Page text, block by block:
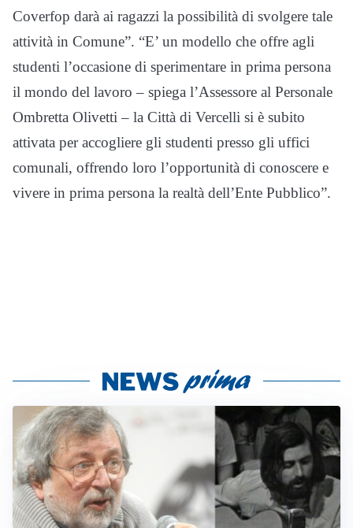
Coverfop darà ai ragazzi la possibilità di svolgere tale
attività in Comune”. “E’ un modello che offre agli
studenti l’occasione di sperimentare in prima persona
il mondo del lavoro – spiega l’Assessore al Personale
Ombretta Olivetti – la Città di Vercelli si è subito
attivata per accogliere gli studenti presso gli uffici
comunali, offrendo loro l’opportunità di conoscere e
vivere in prima persona la realtà dell’Ente Pubblico”.